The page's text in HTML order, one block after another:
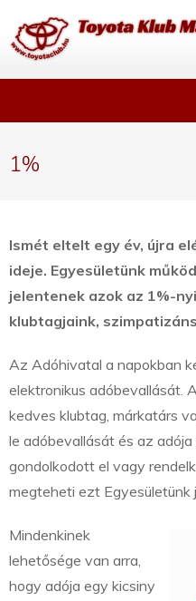
1%
Ismét eltelt egy év, újra
ideje. Egyesületünk
jelentenek azok az 1%-
klubtagjaink,
Az Adóhivatal a napokban
elektronikus adóbevallását.
kedves klubtag, márkatárs
le adóbevallását és az
gondolkodott el vagy
megteheti ezt Egyesületünk
Mindenkinek
lehetősége van arra,
hogy adója egy kicsiny